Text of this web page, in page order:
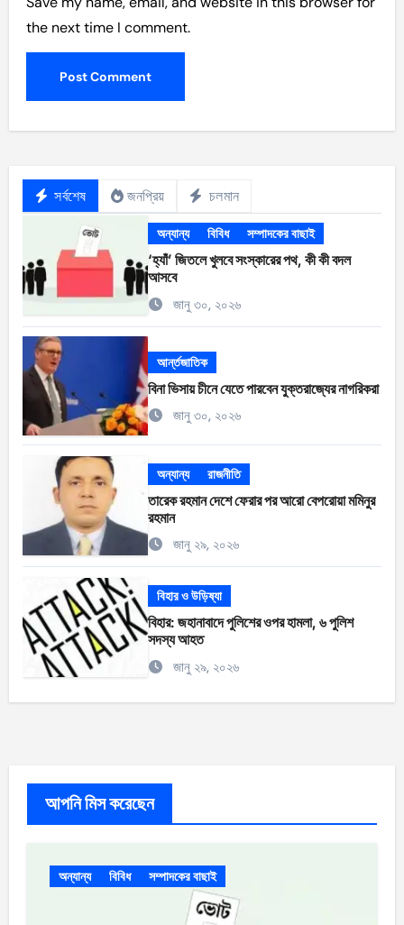
the next time I comment.
সর্বশেষ জনপ্রিয় চলমান
অন্যান্য বিবিধ সম্পাদকের বাছাই
‘হ্যাঁ’ জিতলে খুলবে সংস্কারের পথ, কী কী বদল
আসবে
জানু ৩০, ২০২৬
আর্ন্তজাতিক
বিনা ভিসায় চীনে যেতে পারবেন যুক্তরাজ্যের নাগরিকরা
জানু ৩০, ২০২৬
অন্যান্য রাজনীতি
তারেক রহমান দেশে ফেরার পর আরো বেপরোয়া মমিনুর
রহমান
জানু ২৯, ২০২৬
বিহার ও উড়িষ্যা
বিহার: জহানাবাদে পুলিশের ওপর হামলা, ৬ পুলিশ
সদস্য আহত
জানু ২৯, ২০২৬
আপনি মিস করেছেন
অন্যান্য বিবিধ সম্পাদকের বাছাই